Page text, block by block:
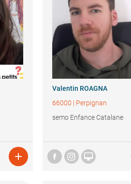

Valentin ROAGNA
66000 | Perpignan
semo Enfance Catalane
